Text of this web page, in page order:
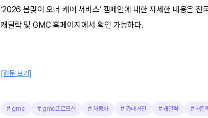
‘2026 봄맞이 오너 케어 서비스’ 캠페인에 대한 자세한 내용은
캐딜락 및 GMC 홈페이지에서 확인 가능하다.
[원문 보기]
# gmc # gmc프로모션 #자동차 # 카매거진 #캐딜락 #캐딜